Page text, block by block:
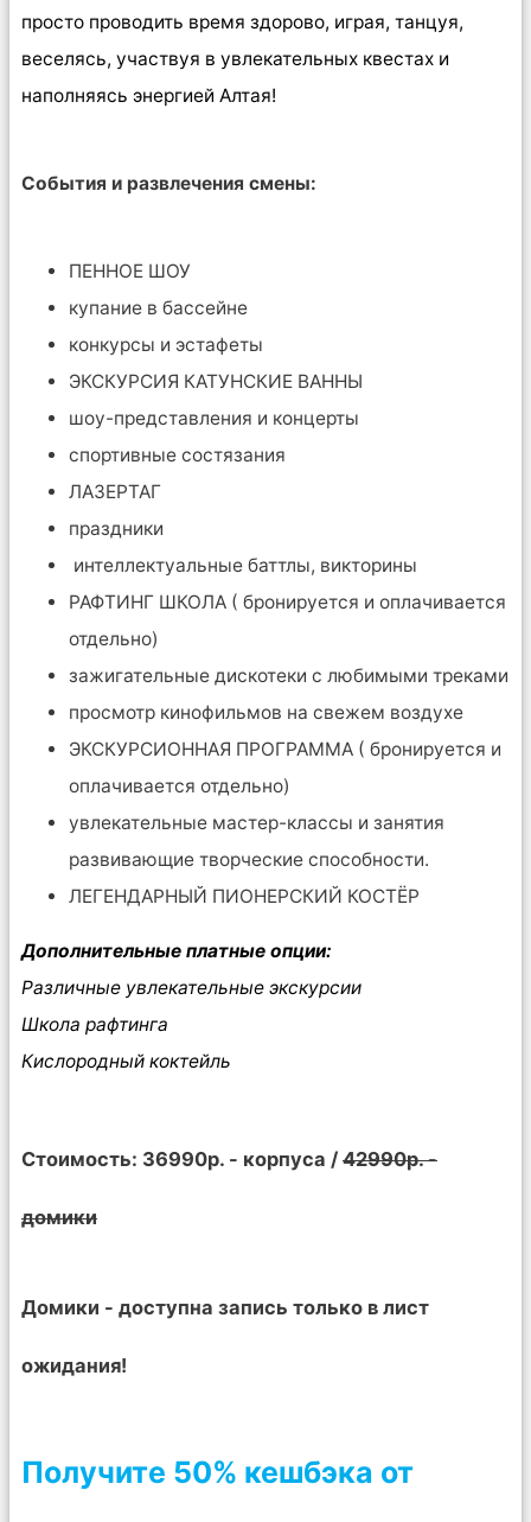
просто проводить время здорово, играя, танцуя,
веселясь, участвуя в увлекательных квестах и
наполняясь энергией Алтая!
События и развлечения смены:
ПЕННОЕ ШОУ
купание в бассейне
конкурсы и эстафеты
ЭКСКУРСИЯ КАТУНСКИЕ ВАННЫ
шоу-представления и концерты
спортивные состязания
ЛАЗЕРТАГ
праздники
интеллектуальные баттлы, викторины
РАФТИНГ ШКОЛА ( бронируется и оплачивается
отдельно)
зажигательные дискотеки с любимыми треками
просмотр кинофильмов на свежем воздухе
ЭКСКУРСИОННАЯ ПРОГРАММА ( бронируется и
оплачивается отдельно)
увлекательные мастер-классы и занятия
развивающие творческие способности.
ЛЕГЕНДАРНЫЙ ПИОНЕРСКИЙ КОСТËР
Дополнительные платные опции:
Различные увлекательные экскурсии
Школа рафтинга
Кислородный коктейль
Стоимость: 36990р. - корпуса / 42990р. -
домики
Домики - доступна запись только в лист
ожидания!
Получите 50% кешбэка от